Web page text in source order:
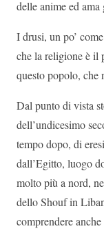
delle anime ed
I drusi, un po’
che la religione è il
questo popolo, che
Dal punto di vista
dell’undicesimo
tempo dopo, di
dall’Egitto, luogo
molto più a nord,
dello Shouf in
comprendere